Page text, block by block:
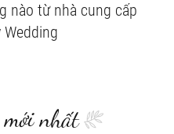
nào từ nhà cung cấp
nhất